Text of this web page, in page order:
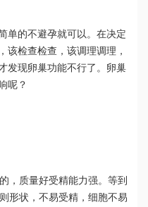
单的不避孕就可以。在决定
该检查检查，该调理调理，
发现卵巢功能不行了。卵巢
呢？
，质量好受精能力强。等到
形状，不易受精，细胞不易